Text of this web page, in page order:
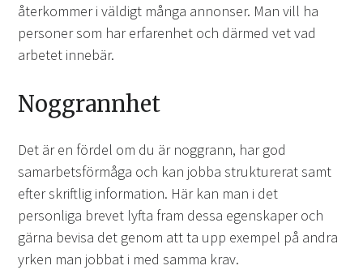
återkommer i väldigt många annonser. Man vill ha
personer som har erfarenhet och därmed vet vad
arbetet innebär.
Noggrannhet
Det är en fördel om du är noggrann, har god
samarbetsförmåga och kan jobba strukturerat samt
efter skriftlig information. Här kan man i det
personliga brevet lyfta fram dessa egenskaper och
gärna bevisa det genom att ta upp exempel på andra
yrken man jobbat i med samma krav.